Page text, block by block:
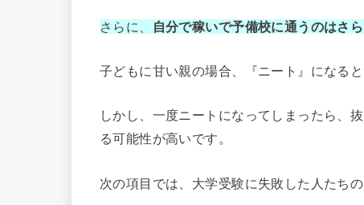
さらに、 自分で稼いで予備校に通うのはさ
子どもに甘い親の場合、『ニート』になる
しかし、一度ニートになってしまったら、
る可能性が高いです。
次の項目では、大学受験に失敗した人たち